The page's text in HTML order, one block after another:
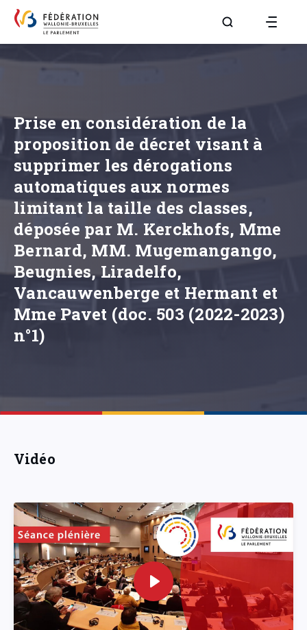
Aller à la page
Prise en considération de la
proposition de décret visant à
supprimer les dérogations
automatiques aux normes
limitant la taille des classes,
déposée par M. Kerckhofs, Mme
Bernard, MM. Mugemangango,
Beugnies, Liradelfo,
Vancauwenberge et Hermant et
Mme Pavet (doc. 503 (2022-2023)
n°1)
Vidéo